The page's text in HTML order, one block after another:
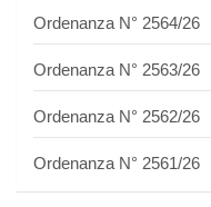
Ordenanza N° 2564/26
Ordenanza N° 2563/26
Ordenanza N° 2562/26
Ordenanza N° 2561/26